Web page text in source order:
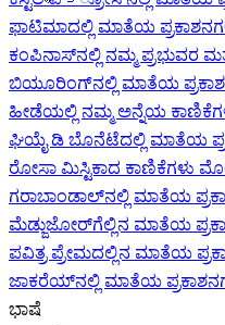
ಫಾಟಿಮಾದಲ್ಲಿ ಮಾತೆಯ
ಕಂಪಿನಾಸ್‌ನಲ್ಲಿ ನಮ್ಮ ಪ್ರಭುವರ
ಬಿಯೂರಿಂಗ್‌ನಲ್ಲಿ ಮಾತೆಯ
ಹೀಡೆಯಲ್ಲಿ ನಮ್ಮ ಅನ್ನೆಯ
ಘಿಯೈ ಡಿ ಬೊನೆಟೆದಲ್ಲಿ ಮಾತೆಯ
ರೋಸಾ ಮಿಸ್ಟಿಕಾದ ಕಾಣಿಕೆಗಳು
ಗರಾಬಾಂಡಾಲ್‌ನಲ್ಲಿ ಮಾತೆಯ
ಮೆಡ್ಜುಜೋರ್‌ಗೆಲ್ಲಿನ ಮಾತೆಯ
ಪವಿತ್ರ ಪ್ರೇಮದಲ್ಲಿನ ಮಾತೆಯ
ಜಾಕರೆಯ್‌ನಲ್ಲಿ ಮಾತೆಯ
ಭಾಷೆ